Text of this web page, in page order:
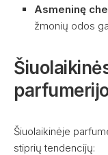
Asmeninę
žmonių odos
Šiuolaikinėje
stiprių tendencijų: